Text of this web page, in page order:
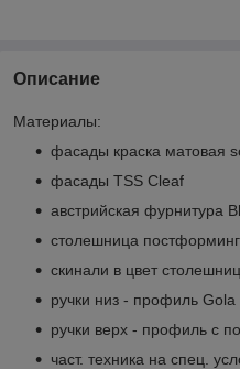
Описание
Материалы:
фасады краска матовая
фасады TSS Cleaf
австрийская фурнитура
столешница
скинали в цвет
ручки низ - профиль Gola
ручки верх - профиль с
част. техника на спец.